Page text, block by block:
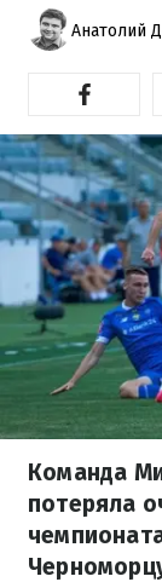
Анатолий
Команда
потеряла